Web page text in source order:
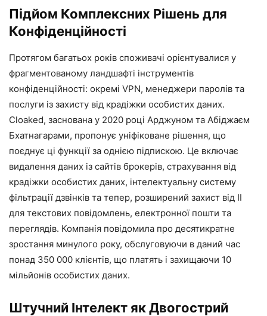
Підйом Комплексних Рішень для
Конфіденційності
Протягом багатьох років споживачі орієнтувалися у
фрагментованому ландшафті інструментів
конфіденційності: окремі VPN, менеджери паролів та
послуги із захисту від крадіжки особистих даних.
Cloaked, заснована у 2020 році Арджуном та Абіджаєм
Бхатнагарами, пропонує уніфіковане рішення, що
поєднує ці функції за однією підпискою. Це включає
видалення даних із сайтів брокерів, страхування від
крадіжки особистих даних, інтелектуальну систему
фільтрації дзвінків та тепер, розширений захист від ІІ
для текстових повідомлень, електронної пошти та
переглядів. Компанія повідомила про десятикратне
зростання минулого року, обслуговуючи в даний час
понад 350 000 клієнтів, що платять і захищаючи 10
мільйонів особистих даних.
Штучний Інтелект як Двогострий